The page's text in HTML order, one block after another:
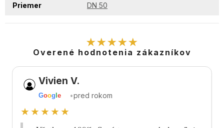
Priemer DN 50
★★★★★
Overené hodnotenia zákazníkov
Vivien V.
Goog le •pred rokom
★★★★★